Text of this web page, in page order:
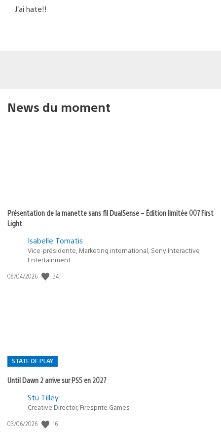
J’ai hate!!
News du moment
Présentation de la manette sans fil DualSense – Édition limitée 007 First
Light
Isabelle Tomatis
Vice-présidente, Marketing international, Sony Interactive
Entertainment
Date
08/04/2026 34
STATE OF PLAY
Until Dawn 2 arrive sur PS5 en 2027
Postée
:
Stu Tilley
Creative Director, Firesprite Games
Date
03/06/2026 16